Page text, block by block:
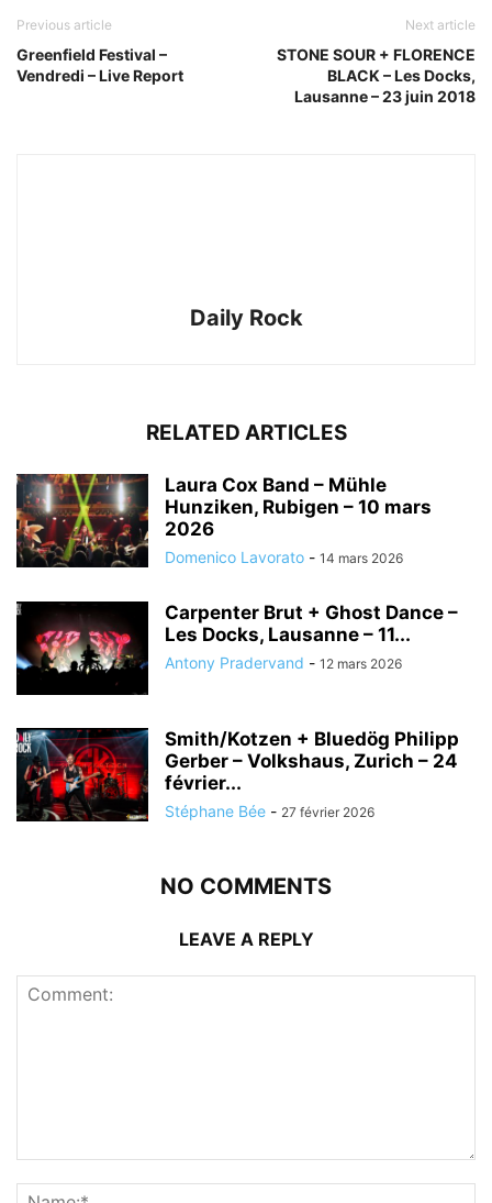
Previous article
Greenfield Festival –
Vendredi – Live Report
Next article
STONE SOUR + FLORENCE
BLACK – Les Docks,
Lausanne – 23 juin 2018
Daily Rock
RELATED ARTICLES
Laura Cox Band – Mühle
Hunziken, Rubigen – 10 mars
2026
Domenico Lavorato - 14 mars 2026
Carpenter Brut + Ghost Dance –
Les Docks, Lausanne – 11...
Antony Pradervand - 12 mars 2026
Smith/Kotzen + Bluedög Philipp
Gerber – Volkshaus, Zurich – 24
février...
Stéphane Bée - 27 février 2026
NO COMMENTS
LEAVE A REPLY